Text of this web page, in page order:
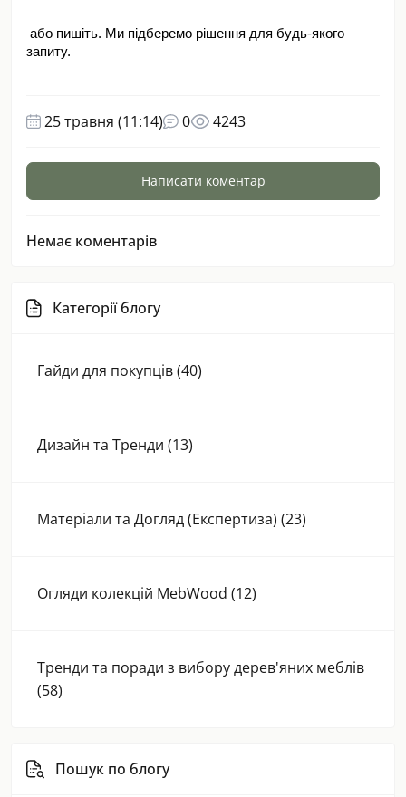
або пишіть. Ми підберемо рішення для будь-якого
запиту.
25 травня (11:14) 0 4243
Написати коментар
Немає коментарів
Категорії блогу
Гайди для покупців (40)
Дизайн та Тренди (13)
Матеріали та Догляд (Експертиза) (23)
Огляди колекцій MebWood (12)
Тренди та поради з вибору дерев'яних меблів
(58)
Пошук по блогу